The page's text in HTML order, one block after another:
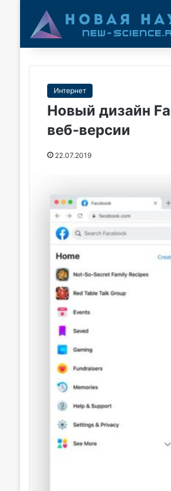
Интернет
Новый дизайн
веб-версии
22.07.2019